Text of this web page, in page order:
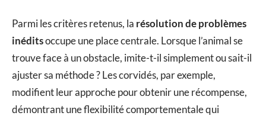
Parmi les critères retenus, la résolution de problèmes
inéditsoccupe une place centrale. Lorsque l’animal se
trouve face à un obstacle, imite-t-il simplement ou sait-il
ajuster sa méthode ? Les corvidés, par exemple,
modifient leur approche pour obtenir une récompense,
démontrant une flexibilité comportementale qui